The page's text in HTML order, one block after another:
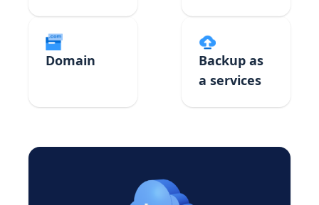
Domain
Backup as
a services